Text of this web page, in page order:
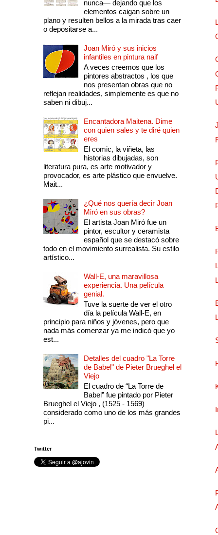
nunca— dejando que los
elementos caigan sobre un
plano y resulten bellos a la mirada tras caer
o depositarse a...
Joan Miró y sus inicios
infantiles en pintura naif
A veces creemos que los
pintores abstractos , los que
nos presentan obras que no
reflejan realidades, simplemente es que no
saben ni dibuj...
Encantadora Maitena. Dime
con quien sales y te diré quien
eres
El comic, la viñeta, las
historias dibujadas, son
literatura pura, es arte motivador y
provocador, es arte plástico que envuelve.
Mait...
¿Qué nos quería decir Joan
Miró en sus obras?
El artista Joan Miró fue un
pintor, escultor y ceramista
español que se destacó sobre
todo en el movimiento surrealista. Su estilo
artístico...
Wall-E, una maravillosa
experiencia. Una película
genial.
Tuve la suerte de ver el otro
día la película Wall-E, en
principio para niños y jóvenes, pero que
nada más comenzar ya me indicó que yo
est...
Detalles del cuadro "La Torre
de Babel" de Pieter Brueghel el
Viejo
El cuadro de “La Torre de
Babel” fue pintado por Pieter
Brueghel el Viejo , (1525 - 1569)
considerado como uno de los más grandes
pi...
Twitter